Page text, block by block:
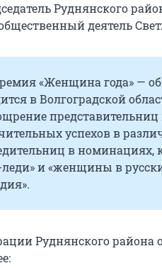
Руднянского
деятель
«Женщина года» —
в Волгоградской
представительниц
успехов в
в
леди» и «женщины в
Руднянского района